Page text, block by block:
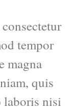
tempor
magna
quis
laboris nisi